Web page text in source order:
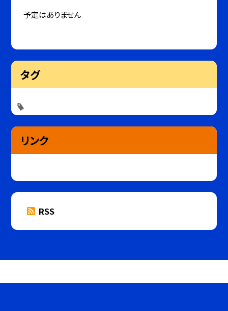
予定はありません
タグ
リンク
RSS